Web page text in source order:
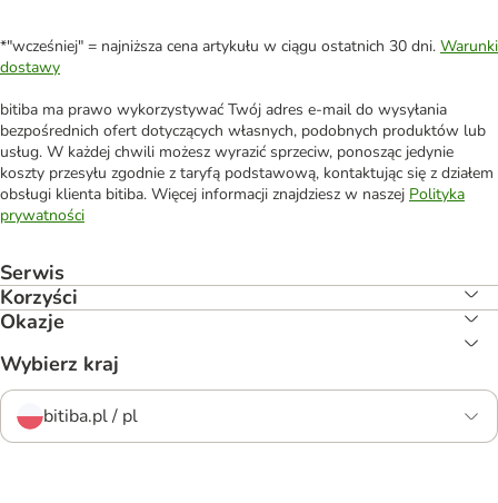
*"wcześniej" = najniższa cena artykułu w ciągu ostatnich 30 dni. Warunki
dostawy
bitiba ma prawo wykorzystywać Twój adres e-mail do wysyłania
bezpośrednich ofert dotyczących własnych, podobnych produktów lub
usług. W każdej chwili możesz wyrazić sprzeciw, ponosząc jedynie
koszty przesyłu zgodnie z taryfą podstawową, kontaktując się z działem
obsługi klienta bitiba. Więcej informacji znajdziesz w naszej Polityka
prywatności
Serwis
Korzyści
Okazje
Wybierz kraj
bitiba.pl / pl